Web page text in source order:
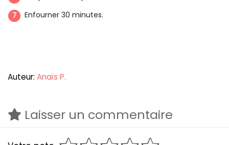
Enfourner 30 minutes.
Auteur: Anaïs P.
Laisser un commentaire